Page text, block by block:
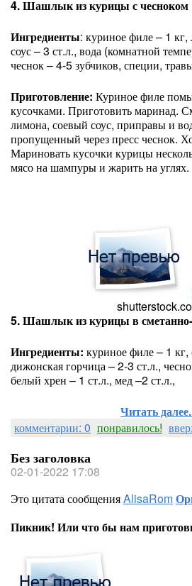
4. Шашлык из курицы с чесноком
Ингредиенты: куриное филе – 1
соус – 3 ст.л., вода (комнатной
чеснок – 4-5 зубчиков, специи,
Приготовление: Куриное филе
кусочками. Приготовить маринад.
лимона, соевый соус, приправы и
пропущенный через пресс чеснок.
Мариновать кусочки курицы
мясо на шампуры и жарить на углях.
5. Шашлык из курицы в сметанно-
Ингредиенты: куриное филе – 1 кг,
дижонская горчица – 2-3 ст.л.,
белый хрен – 1 ст.л., мед –2 ст.л.,
Читать
комментарии: 0 понравилось!
Без заголовка
02-01-2022 17:08
Это цитата сообщенияAlisaRom
Пикник! Или что бы нам